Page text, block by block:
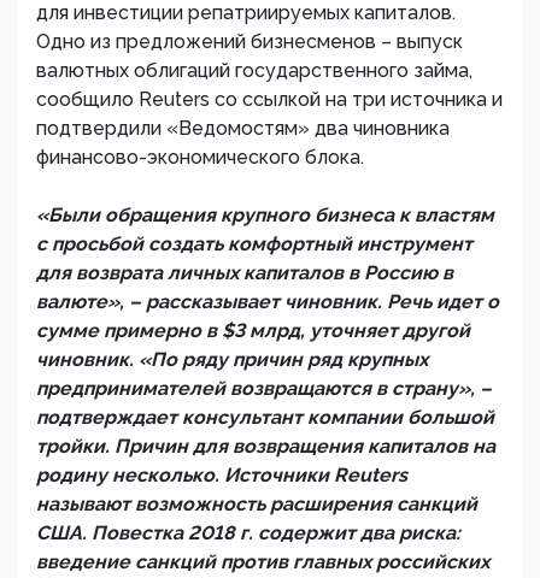
для инвестиции репатриируемых капиталов.
Одно из предложений бизнесменов – выпуск
валютных облигаций государственного займа,
сообщило Reuters со ссылкой на три источника и
подтвердили «Ведомостям» два чиновника
финансово-экономического блока.
«Были обращения крупного бизнеса к властям
с просьбой создать комфортный инструмент
для возврата личных капиталов в Россию в
валюте», – рассказывает чиновник. Речь идет о
сумме примерно в $3 млрд, уточняет другой
чиновник. «По ряду причин ряд крупных
предпринимателей возвращаются в страну», –
подтверждает консультант компании большой
тройки. Причин для возвращения капиталов на
родину несколько. Источники Reuters
называют возможность расширения санкций
США. Повестка 2018 г. содержит два риска:
введение санкций против главных российских